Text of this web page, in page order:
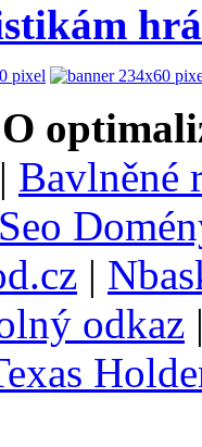
| Bavlněné
Seo
|
odkaz